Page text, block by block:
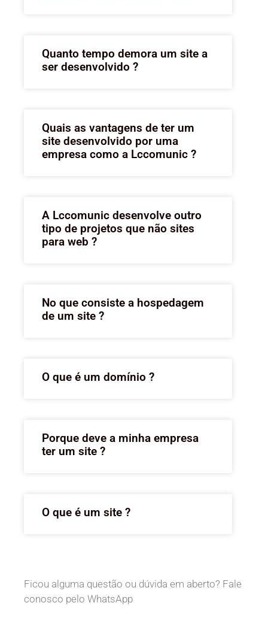
Quanto tempo demora um site a
ser desenvolvido ?
Quais as vantagens de ter um
site desenvolvido por uma
empresa como a Lccomunic ?
A Lccomunic desenvolve outro
tipo de projetos que não sites
para web ?
No que consiste a hospedagem
de um site ?
O que é um domínio ?
Porque deve a minha empresa
ter um site ?
O que é um site ?
Ficou alguma questão ou dúvida em aberto? Fale
conosco pelo WhatsApp